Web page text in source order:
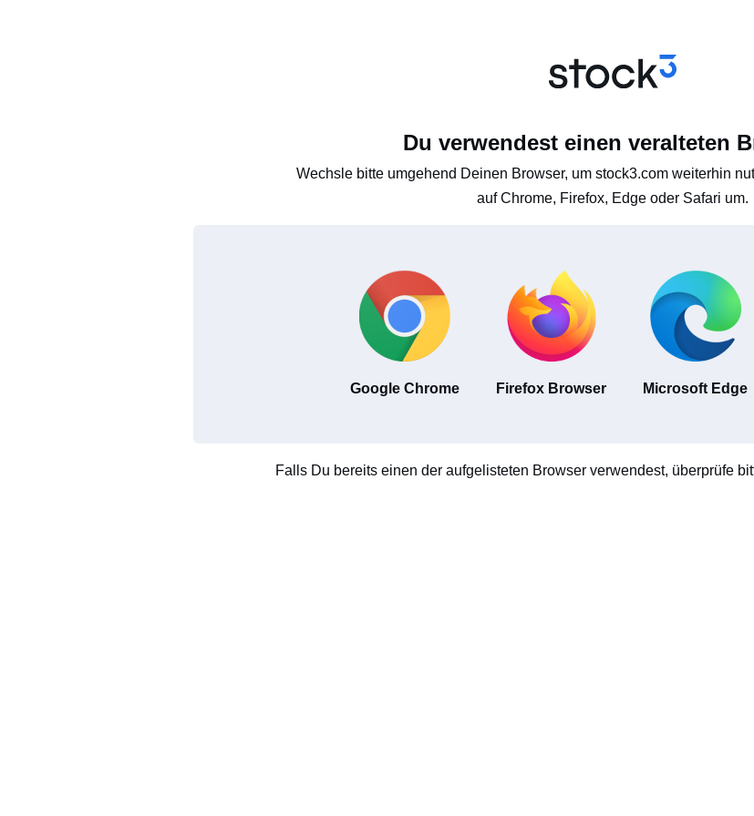
Du verwendest einen veralteten
Wechsle bitte umgehend Deinen Browser, um stock3.com weiterhin
auf Chrome, Firefox, Edge oder Safari um.
Google Chrome Firefox Browser Microsoft Edge
Falls Du bereits einen der aufgelisteten Browser verwendest, überprüfe